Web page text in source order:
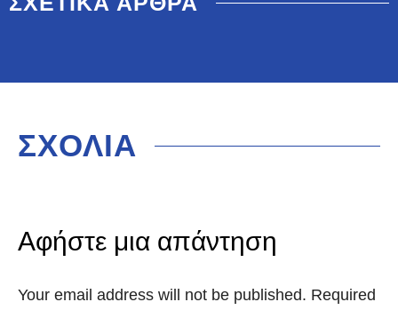
ΣΧΟΛΙΑ
Αφήστε μια απάντηση
Your email address will not be published. Required